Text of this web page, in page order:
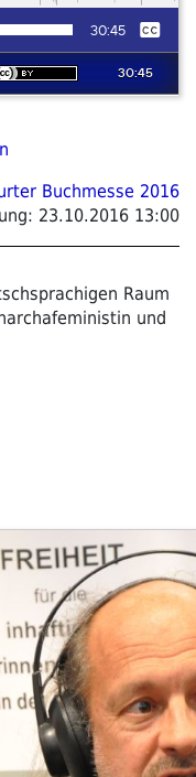
Buchmesse 2016
23.10.2016 13:00
Raum
und